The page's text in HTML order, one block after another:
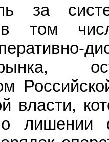
за
в том
власти,
лишении